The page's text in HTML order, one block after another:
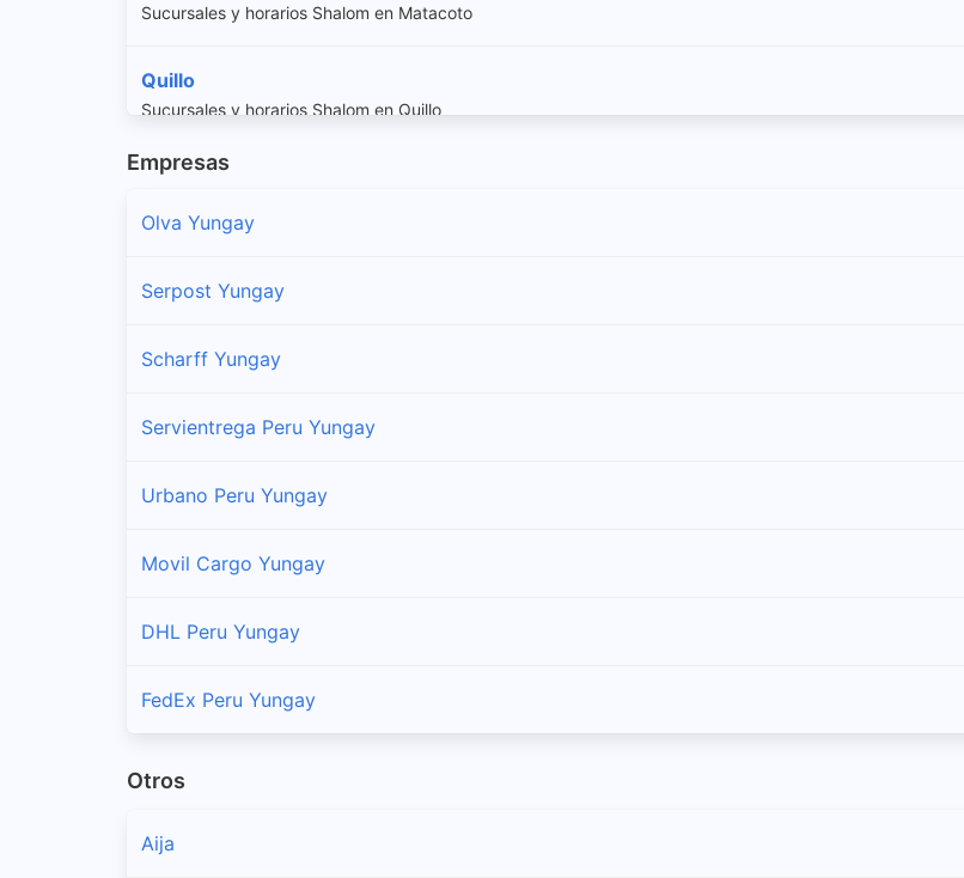
Sucursales y horarios Shalom en Matacoto
Quillo
Sucursales y horarios Shalom en Quillo
Ranrahirca
Sucursales y horarios Shalom en Shupluy
Yanama
Sucursales y horarios Shalom en Yungay
Empresas
Olva Yungay
Serpost Yungay
Scharff Yungay
Servientrega Peru Yungay
Urbano Peru Yungay
Movil Cargo Yungay
DHL Peru Yungay
FedEx Peru Yungay
Otros
Aija